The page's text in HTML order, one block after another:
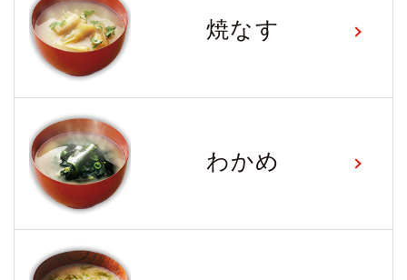
焼なす
わかめ